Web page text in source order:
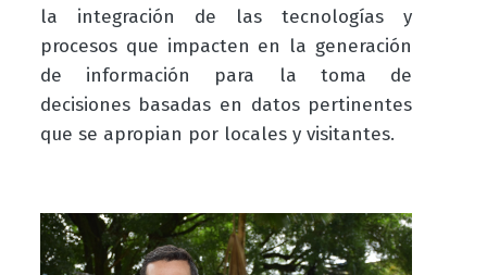
la integración de las tecnologías y
procesos que impacten en la generación
de información para la toma de
decisiones basadas en datos pertinentes
que se apropian por locales y visitantes.